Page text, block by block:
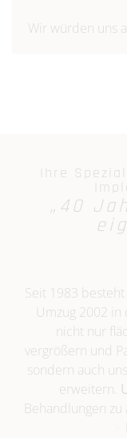
Wir würden uns
Ihre
„40
Seit 1983
Umzug 2002
nicht nur
vergrößern und
sondern auch
erweitern.
Behandlungen